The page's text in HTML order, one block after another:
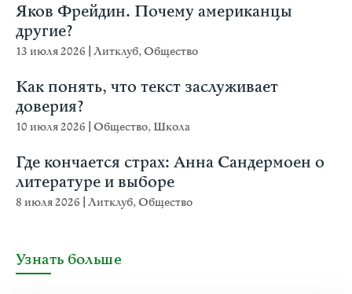
Яков Фрейдин. Почему американцы
другие?
13 июля 2026 Литклуб,Общество
Как понять, что текст заслуживает
доверия?
10 июля 2026 Общество, Школа
Где кончается страх: Анна Сандермоен о
литературе и выборе
8 июля 2026 Литклуб,Общество
Узнать больше